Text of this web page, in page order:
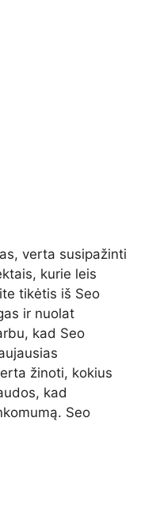
verta susipažinti
kurie leis
tikėtis iš Seo
ir nuolat
kad Seo
žinoti, kokius
kad
Seo